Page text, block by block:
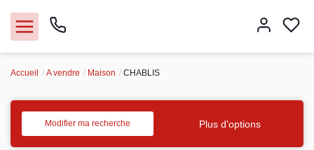
Acheter
Accueil A vendre Maison CHABLIS
Modifier ma recherche Plus d'options